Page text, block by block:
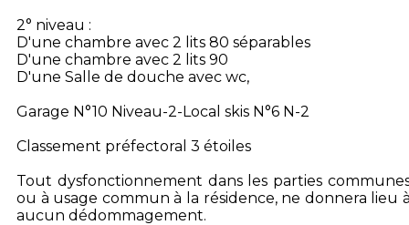
2° niveau :
D'une chambre avec 2 lits 80 séparables
D'une chambre avec 2 lits 90
D'une Salle de douche avec wc,
Garage N°10 Niveau-2-Local skis N°6 N-2
Classement préfectoral 3 étoiles
Tout dysfonctionnement dans les parties
ou à usage commun à la résidence, ne donnera lieu
aucun dédommagement.